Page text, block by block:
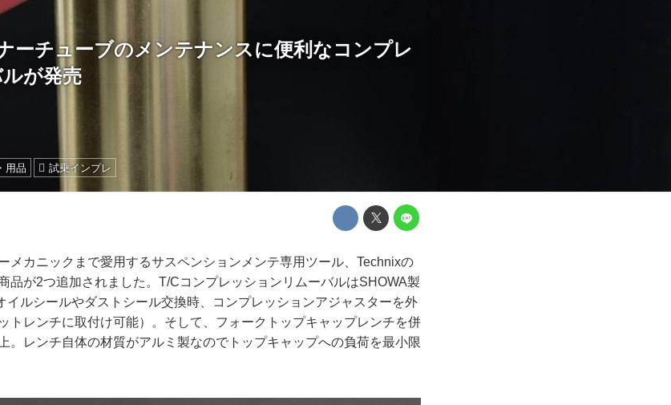
ーチューブのメンテナンスに便利なコンプレ
が発売
用品 試乗インプレ
メカニックまで愛用するサスペンションメンテ専用ツール、Technixの
品が2つ追加されました。T/CコンプレッションリムーバルはSHOWA製
イルシールやダストシール交換時、コンプレッションアジャスターを外
トレンチに取付け可能）。そして、フォークトップキャップレンチを併
。レンチ自体の材質がアルミ製なのでトップキャップへの負荷を最小限